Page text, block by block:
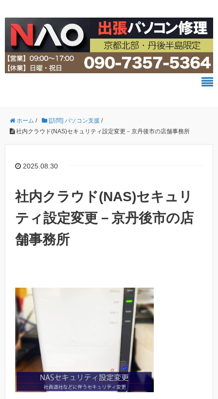
ホーム / [訪問] パソコン支援 /
社内クラウド(NAS)セキュリティ設定変更－京丹後市の店舗事務所
2025.08.30
社内クラウド(NAS)セキュリ
ティ設定変更－京丹後市の店
舗事務所